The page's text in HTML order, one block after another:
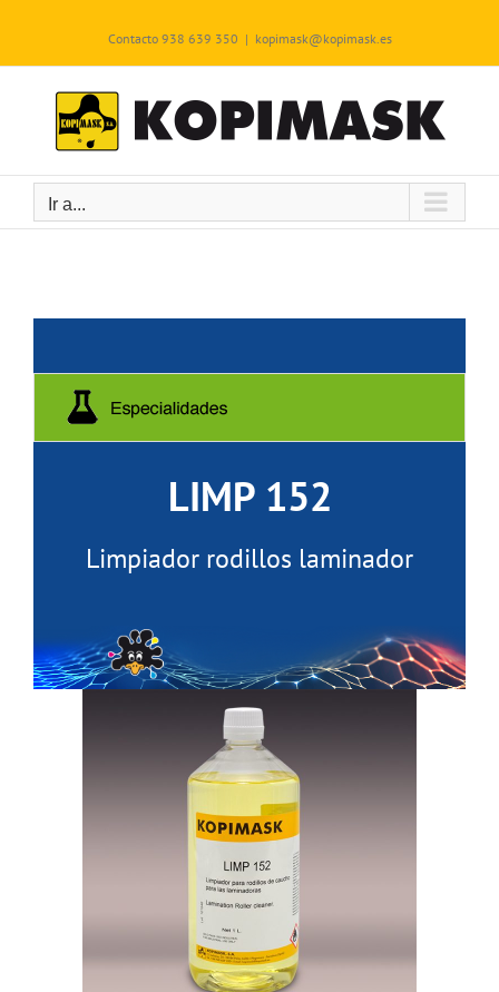
Contacto 938 639 350 | kopimask@kopimask.es
Ir a...
LIMP 152
Limpiador rodillos laminador